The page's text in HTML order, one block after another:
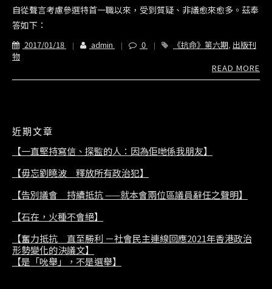
自從聲言考慮參選特首一職以來，受到質疑、非議愈來愈多。茲奉
答如下：
2017/01/18 admin 0 《抗命》第六期, 出版刊
物
READ MORE
近期文章
【一直堅持寫信、探監的人：因為佢哋係我朋友】
【毋忘劉曉波 釋放所有政治犯】
【告別議會 持續抵抗 ——就本會兩位區議員辭任之聲明】
【石在，火種不會絕】
【奮力抵抗 直至勝利 －社會民主連線回應2021年香港政治
形勢變化的決議文】
【是「吮舉」，不是選舉】